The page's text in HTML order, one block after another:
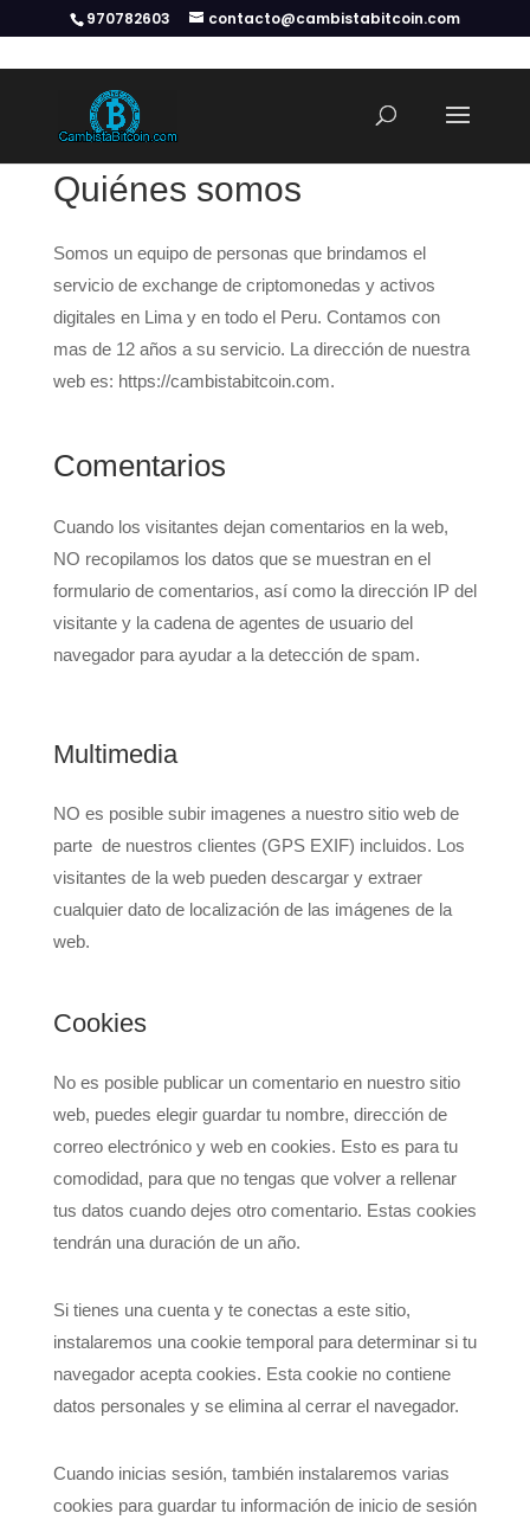
970782603 contacto@cambistabitcoin.com
Quiénes somos
Somos un equipo de personas que brindamos el
servicio de exchange de criptomonedas y activos
digitales en Lima y en todo el Peru. Contamos con
mas de 12 años a su servicio. La dirección de nuestra
web es: https://cambistabitcoin.com.
Comentarios
Cuando los visitantes dejan comentarios en la web,
NO recopilamos los datos que se muestran en el
formulario de comentarios, así como la dirección IP del
visitante y la cadena de agentes de usuario del
navegador para ayudar a la detección de spam.
Multimedia
NO es posible subir imagenes a nuestro sitio web de
parte de nuestros clientes (GPS EXIF) incluidos. Los
visitantes de la web pueden descargar y extraer
cualquier dato de localización de las imágenes de la
web.
Cookies
No es posible publicar un comentario en nuestro sitio
web, puedes elegir guardar tu nombre, dirección de
correo electrónico y web en cookies. Esto es para tu
comodidad, para que no tengas que volver a rellenar
tus datos cuando dejes otro comentario. Estas cookies
tendrán una duración de un año.
Si tienes una cuenta y te conectas a este sitio,
instalaremos una cookie temporal para determinar si tu
navegador acepta cookies. Esta cookie no contiene
datos personales y se elimina al cerrar el navegador.
Cuando inicias sesión, también instalaremos varias
cookies para guardar tu información de inicio de sesión